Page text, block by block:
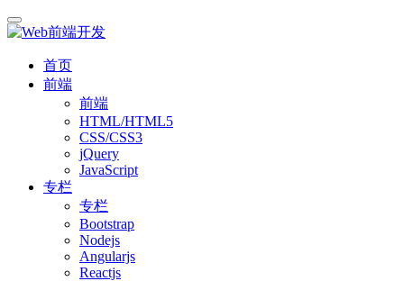
首页
前端
前端
HTML/HTML5
CSS/CSS3
jQuery
JavaScript
专栏
专栏
Bootstrap
Nodejs
Angularjs
Reactjs